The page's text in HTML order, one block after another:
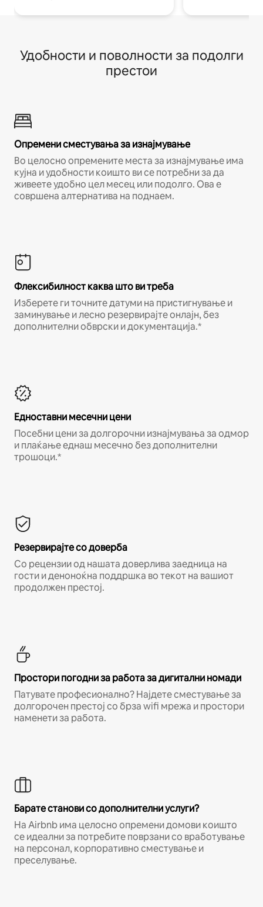
Удобности и поволности за подолги
престои
Опремени сместувања за изнајмување
Во целосно опремените места за изнајмување има
кујна и удобности коишто ви се потребни за да
живеете удобно цел месец или подолго. Ова е
совршена алтернатива на поднаем.
Флексибилност каква што ви треба
Изберете ги точните датуми на пристигнување и
заминување и лесно резервирајте онлајн, без
дополнителни обврски и документација.*
Едноставни месечни цени
Посебни цени за долгорочни изнајмувања за одмор
и плаќање еднаш месечно без дополнителни
трошоци.*
Резервирајте со доверба
Со рецензии од нашата доверлива заедница на
гости и деноноќна поддршка во текот на вашиот
продолжен престој.
Простори погодни за работа за дигитални номади
Патувате професионално? Најдете сместување за
долгорочен престој со брза wifi мрежа и простори
наменети за работа.
Барате станови со дополнителни услуги?
На Airbnb има целосно опремени домови коишто
се идеални за потребите поврзани со вработување
на персонал, корпоративно сместување и
преселување.